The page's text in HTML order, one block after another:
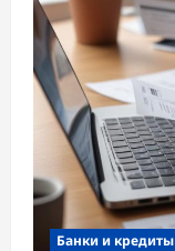
Банки и кредиты